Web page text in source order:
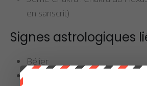
en sanscrit)
Signes astrologiques
Bélier